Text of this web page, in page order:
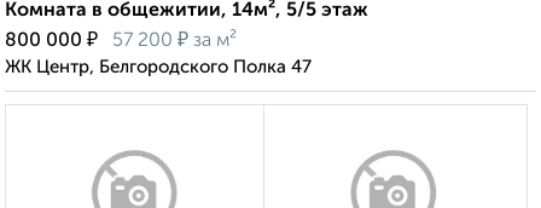
Комната в общежитии, 14м², 5/5 этаж
800 000 ₽ 57 200 ₽ за м²
ЖК Центр, Белгородского Полка 47